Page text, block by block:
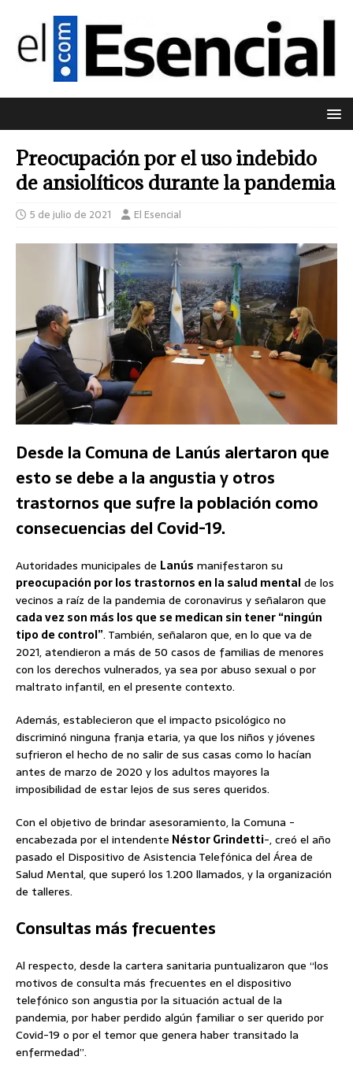
Preocupación por el uso indebido
de ansiolíticos durante la pandemia
5 de julio de 2021 El Esencial
Desde la Comuna de Lanús alertaron que
esto se debe a la angustia y otros
trastornos que sufre la población como
consecuencias del Covid-19.
Autoridades municipales de Lanús manifestaron su
preocupación por los trastornos en la salud mentalde los
vecinos a raíz de la pandemia de coronavirus y señalaron que
cada vez son más los que se medican sin tener “ningún
tipo de control”. También, señalaron que, en lo que va de
2021, atendieron a más de 50 casos de familias de menores
con los derechos vulnerados, ya sea por abuso sexual o por
maltrato infantil, en el presente contexto.
Además, establecieron que el impacto psicológico no
discriminó ninguna franja etaria, ya que los niños y jóvenes
sufrieron el hecho de no salir de sus casas como lo hacían
antes de marzo de 2020 y los adultos mayores la
imposibilidad de estar lejos de sus seres queridos.
Con el objetivo de brindar asesoramiento, la Comuna -
encabezada por el intendente Néstor Grindetti-, creó el año
pasado el Dispositivo de Asistencia Telefónica del Área de
Salud Mental, que superó los 1.200 llamados, y la organización
de talleres.
Consultas más frecuentes
Al respecto, desde la cartera sanitaria puntualizaron que “los
motivos de consulta más frecuentes en el dispositivo
telefónico son angustia por la situación actual de la
pandemia, por haber perdido algún familiar o ser querido por
Covid-19 o por el temor que genera haber transitado la
enfermedad”.